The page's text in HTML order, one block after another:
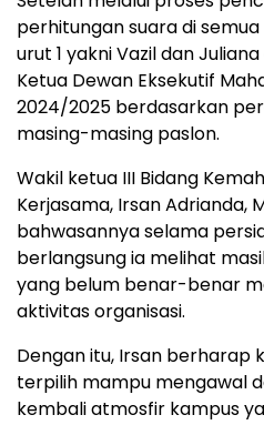
perhitungan suara di
urut 1 yakni Vazil dan
Ketua Dewan Eksekutif
2024/2025 berdasarkan
masing-masing paslon.
Wakil ketua III Bidang
Kerjasama, Irsan Adrianda,
bahwasannya selama
berlangsung ia melihat
yang belum benar-benar
aktivitas organisasi.
Dengan itu, Irsan berharap
terpilih mampu mengawal
kembali atmosfir kampus